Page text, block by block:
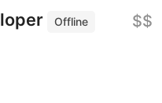
Offline
$$